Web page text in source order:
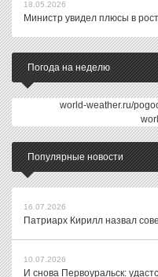
18.05.2026
Министр увидел плюсы в
Погода на неделю
world-weather.ru/
Популярные новости
16.07.2026
Патриарх Кирилл назвал
10.07.2026
И снова Первоуральск: